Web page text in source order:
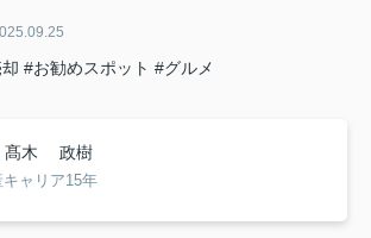
#お勧めスポット #グルメ
髙木 政樹
ャリア15年